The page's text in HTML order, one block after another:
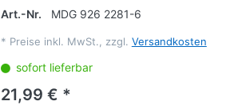
Art.-Nr.
MDG 926 2281-6
* Preise inkl. MwSt., zzgl. Versandkosten
sofort lieferbar
21,99 € *